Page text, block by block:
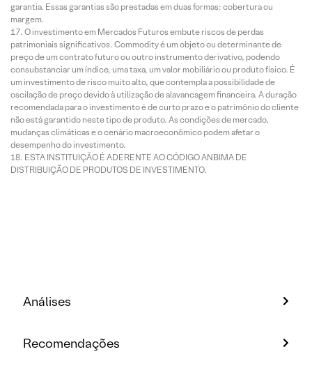
garantia. Essas garantias são prestadas em duas formas: cobertura ou
margem.
O investimento em Mercados Futuros embute riscos de perdas
patrimoniais significativos. Commodity é um objeto ou determinante de
preço de um contrato futuro ou outro instrumento derivativo, podendo
consubstanciar um índice, uma taxa, um valor mobiliário ou produto físico. É
um investimento de risco muito alto, que contempla a possibilidade de
oscilação de preço devido à utilização de alavancagem financeira. A duração
recomendada para o investimento é de curto prazo e o patrimônio do cliente
não está garantido neste tipo de produto. As condições de mercado,
mudanças climáticas e o cenário macroeconômico podem afetar o
desempenho do investimento.
ESTA INSTITUIÇÃO É ADERENTE AO CÓDIGO ANBIMA DE
DISTRIBUIÇÃO DE PRODUTOS DE INVESTIMENTO.
Análises
Recomendações